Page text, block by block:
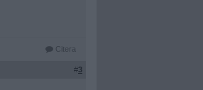
Citera
#3